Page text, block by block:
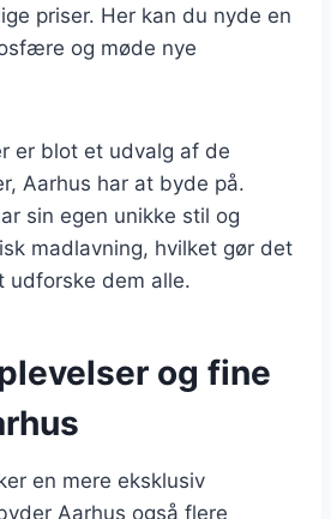
priser. Her kan du nyde en
og møde nye
er blot et udvalg af de
Aarhus har at byde på.
sin egen unikke stil og
madlavning, hvilket gør det
udforske dem alle.
og fine
en mere eksklusiv
Aarhus også flere